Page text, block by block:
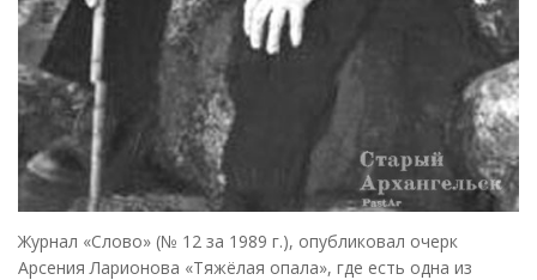
Журнал «Слово» (№ 12 за 1989 г.), опубликовал очерк
Арсения Ларионова «Тяжёлая опала», где есть одна из